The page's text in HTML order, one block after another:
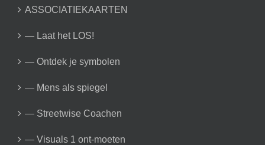
ASSOCIATIEKAARTEN
— Laat het LOS!
— Ontdek je symbolen
— Mens als spiegel
— Streetwise Coachen
— Visuals 1 ont-moeten